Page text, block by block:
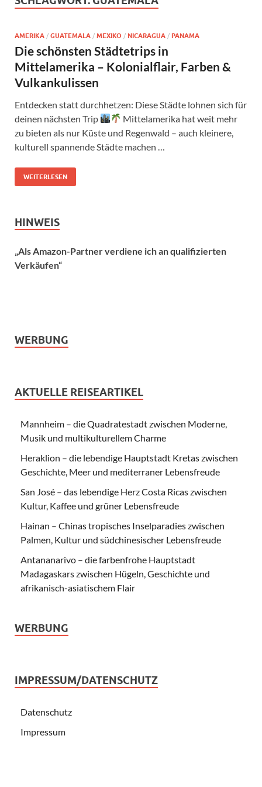
AMERIKA / GUATEMALA / MEXIKO / NICARAGUA / PANAMA
Die schönsten Städtetrips in
Mittelamerika – Kolonialflair, Farben &
Vulkankulissen
Entdecken statt durchhetzen: Diese Städte lohnen sich für
deinen nächsten Trip
Mittelamerika hat weit mehr
zu bieten als nur Küste und Regenwald – auch kleinere,
kulturell spannende Städte machen …
WEITERLESEN
HINWEIS
„Als Amazon-Partner verdiene ich an qualifizierten
Verkäufen“
WERBUNG
AKTUELLE REISEARTIKEL
Mannheim – die Quadratestadt zwischen Moderne,
Musik und multikulturellem Charme
Heraklion – die lebendige Hauptstadt Kretas zwischen
Geschichte, Meer und mediterraner Lebensfreude
San José – das lebendige Herz Costa Ricas zwischen
Kultur, Kaffee und grüner Lebensfreude
Hainan – Chinas tropisches Inselparadies zwischen
Palmen, Kultur und südchinesischer Lebensfreude
Antananarivo – die farbenfrohe Hauptstadt
Madagaskars zwischen Hügeln, Geschichte und
afrikanisch-asiatischem Flair
WERBUNG
IMPRESSUM/DATENSCHUTZ
Datenschutz
Impressum